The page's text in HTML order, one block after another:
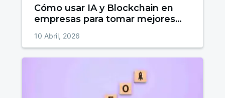
Cómo usar IA y Blockchain en
empresas para tomar mejores
incertidumbre
10 Abril, 2026